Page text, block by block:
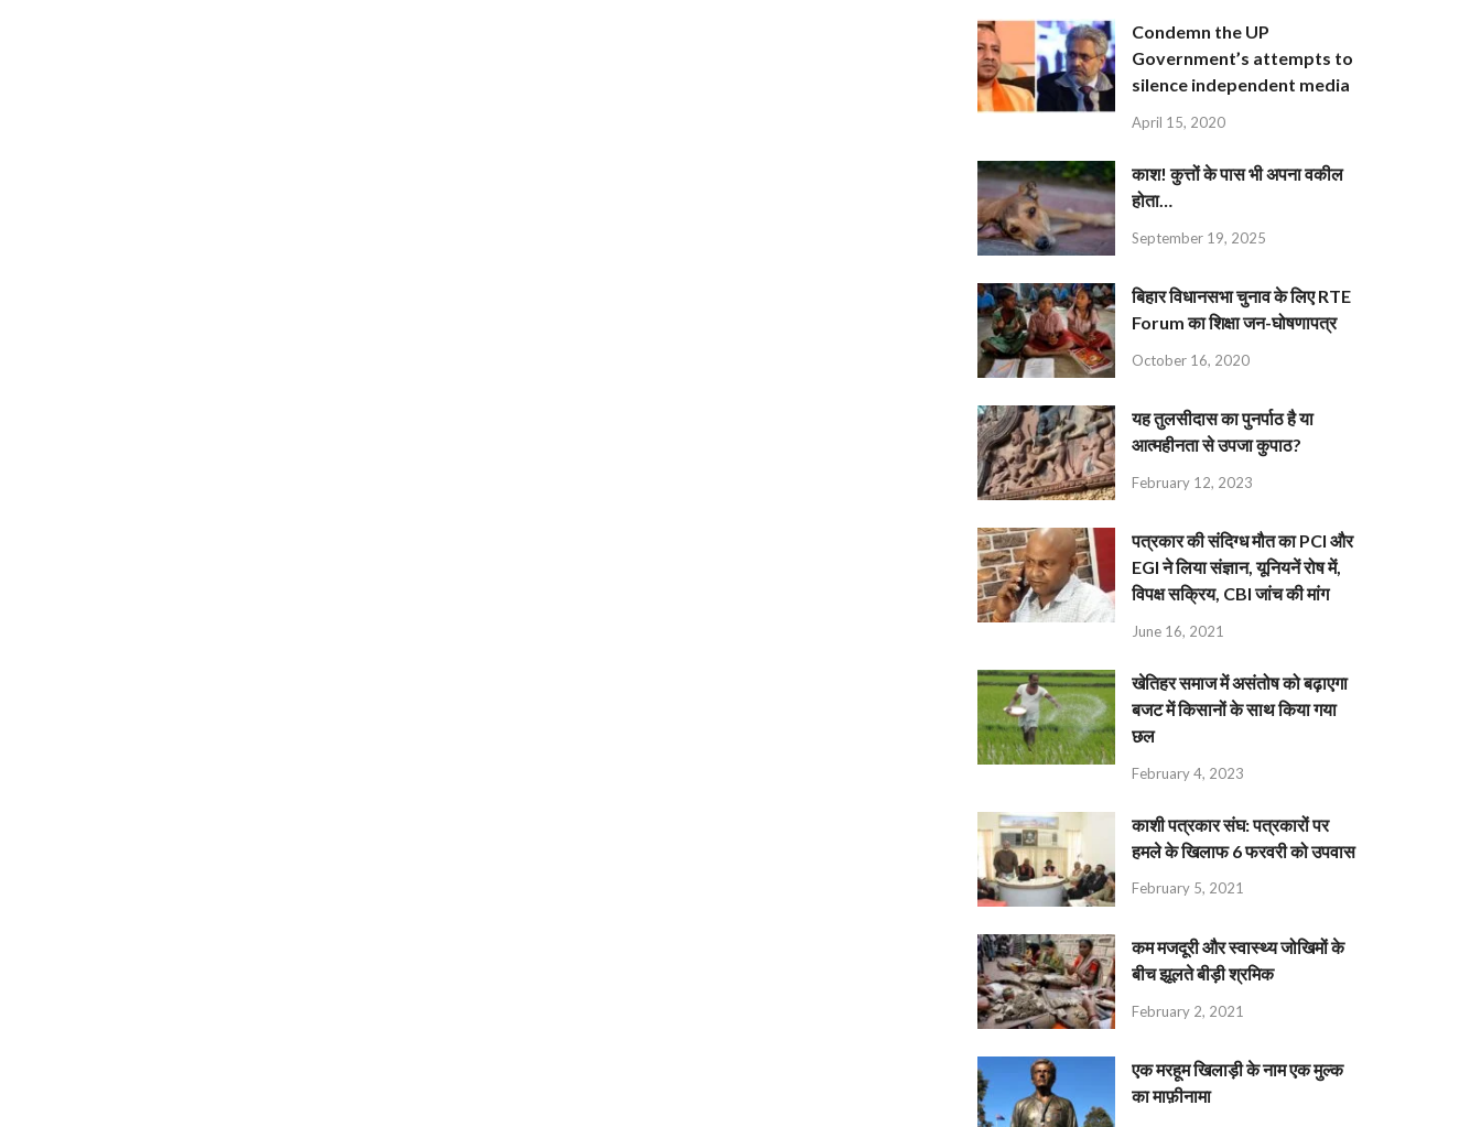
Condemn the UP
Government’s attempts to
silence independent media
April 15, 2020
काश! कुत्तों के पास भी अपना वकील
होता…
September 19, 2025
बिहार विधानसभा चुनाव के लिए RTE
Forum का शिक्षा जन-घोषणापत्र
October 16, 2020
यह तुलसीदास का पुनर्पाठ है या
आत्महीनता से उपजा कुपाठ?
February 12, 2023
पत्रकार की संदिग्ध मौत का PCI और
EGI ने लिया संज्ञान, यूनियनें रोष में,
विपक्ष सक्रिय, CBI जांच की मांग
June 16, 2021
खेतिहर समाज में असंतोष को बढ़ाएगा
बजट में किसानों के साथ किया गया
छल
February 4, 2023
काशी पत्रकार संघ: पत्रकारों पर
हमले के खिलाफ 6 फरवरी को उपवास
February 5, 2021
कम मजदूरी और स्वास्थ्य जोखिमों के
बीच झूलते बीड़ी श्रमिक
February 2, 2021
एक मरहूम खिलाड़ी के नाम एक मुल्क
का माफ़ीनामा